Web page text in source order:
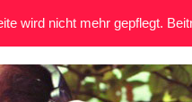
wird nicht mehr gepflegt.